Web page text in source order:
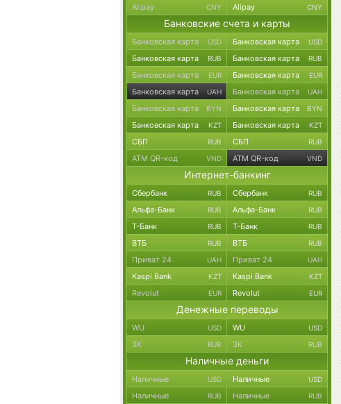
Alipay CNY Alipay CNY
Банковские счета и карты
Банковская карта USD Банковская карта USD
Банковская карта RUB Банковская карта RUB
Банковская карта EUR Банковская карта EUR
Банковская карта UAH Банковская карта UAH
Банковская карта BYN Банковская карта BYN
Банковская карта KZT Банковская карта KZT
СБП RUB СБП RUB
ATM QR-код VND ATM QR-код VND
Интернет-банкинг
Сбербанк RUB Сбербанк RUB
Альфа-Банк RUB Альфа-Банк RUB
Т-Банк RUB Т-Банк RUB
ВТБ RUB ВТБ RUB
Приват 24 UAH Приват 24 UAH
Kaspi Bank KZT Kaspi Bank KZT
Revolut EUR Revolut EUR
Денежные переводы
WU USD WU USD
ЗК RUB ЗК RUB
Наличные деньги
Наличные USD Наличные USD
Наличные RUB Наличные RUB